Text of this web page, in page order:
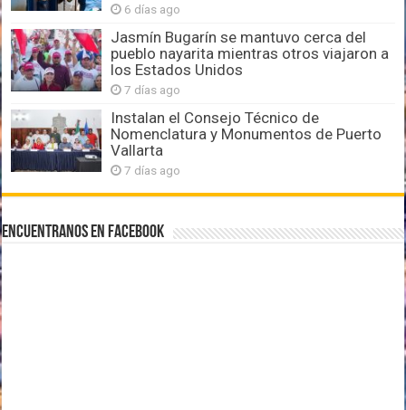
6 días ago
Jasmín Bugarín se mantuvo cerca del
pueblo nayarita mientras otros viajaron a
los Estados Unidos
7 días ago
Instalan el Consejo Técnico de
Nomenclatura y Monumentos de Puerto
Vallarta
7 días ago
Encuentranos en Facebook